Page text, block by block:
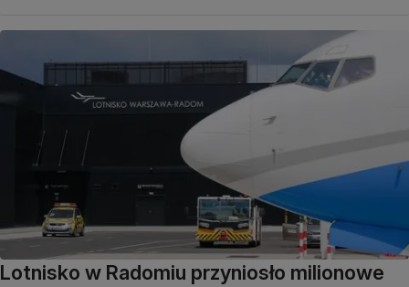
Lotnisko w Radomiu przyniosło milionowe